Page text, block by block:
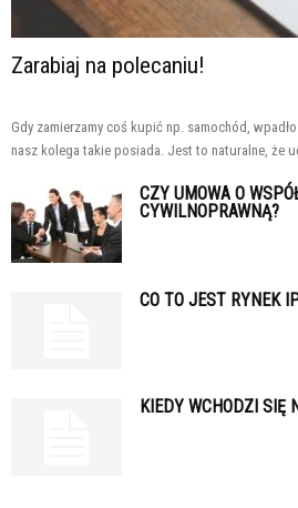
Zarabiaj na polecaniu!
Gdy zamierzamy coś kupić np. samochód,
nasz kolega takie posiada. Jest to naturalne, że
CZY UMOWA O
CYWILNOPRAWNĄ?
CO TO JEST RYNEK
KIEDY WCHODZI SIĘ